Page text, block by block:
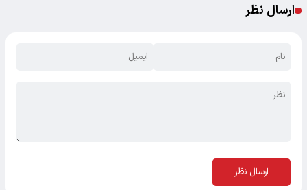
ارسال نظر
ارسال نظر